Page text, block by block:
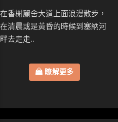
在香榭麗舍大道上面浪漫散步，
在清晨或是黃昏的時候到塞納河
畔去走走..
瞭解更多